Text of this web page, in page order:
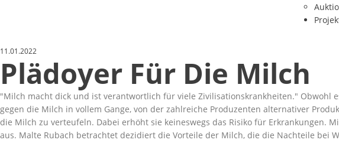
11.01.2022
Plädoyer Für Die Milch
Milch macht dick und ist verantwortlich für viele Zivilisationskrankheiten.
Obwohl
gegen die Milch in vollem Gange, von der zahlreiche Produzenten alternativer
die Milch zu verteufeln. Dabei erhöht sie keineswegs das Risiko für
aus. Malte Rubach betrachtet dezidiert die Vorteile der Milch, die die Nachteile bei